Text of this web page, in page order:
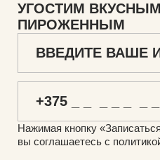
УГОСТИМ
ПИРОЖЕННЫМ
Нажимая кнопку
вы соглашаетесь с